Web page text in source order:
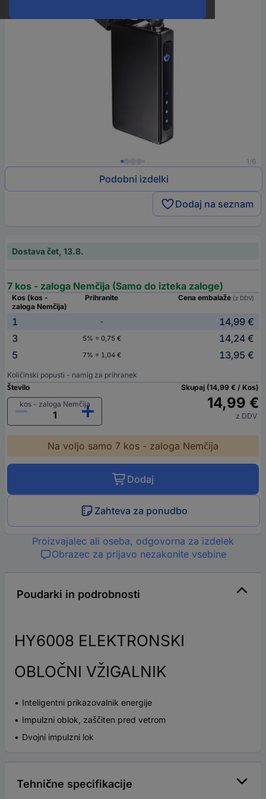
1/6
Podobni izdelki
Dodaj na seznam
Dostava čet, 13.8.
7 kos - zaloga Nemčija (Samo do izteka zaloge)
Kos (kos -
zaloga Nemčija)
Prihranite Cena embalaže (z DDV)
1 -
14,99 €
3
5% = 0,75 €
14,24 €
5
7% = 1,04 € 13,95 €
Količinski popusti - namig za prihranek
Število
kos - zaloga Nemčija
Skupaj (14,99 € / Kos)
14,99 €
z DDV
Na voljo samo 7 kos - zaloga Nemčija
Dodaj
Zahteva za ponudbo
Proizvajalec ali oseba, odgovorna za izdelek
Obrazec za prijavo nezakonite vsebine
Poudarki in podrobnosti
HY6008 ELEKTRONSKI
OBLOČNI VŽIGALNIK
Inteligentni prikazovalnik energije
Impulzni oblok, zaščiten pred vetrom
Dvojni impulzni lok
Tehnične specifikacije